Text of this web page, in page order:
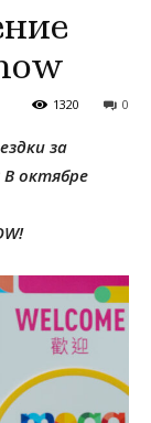
0
1320
за
В октябре